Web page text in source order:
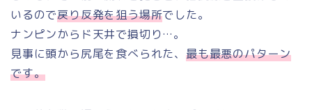
いるので戻り反発を狙う場所でした。
ナンピンからド天井で損切り…。
見事に頭から尻尾を食べられた、 最も最悪のパターン
です。